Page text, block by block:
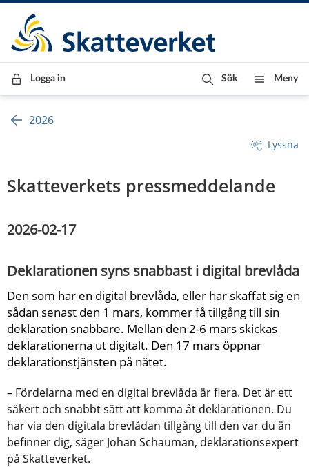
Till innehåll
Till navigationen
Till chattrobot
Logga in Sök Meny
2026
Lyssna
Skatteverkets pressmeddelande
2026-02-17
Deklarationen syns snabbast i digital brevlåda
Den som har en digital brevlåda, eller har skaffat sig en
sådan senast den 1 mars, kommer få tillgång till sin
deklaration snabbare. Mellan den 2-6 mars skickas
deklarationerna ut digitalt. Den 17 mars öppnar
deklarationstjänsten på nätet.
– Fördelarna med en digital brevlåda är flera. Det är ett
säkert och snabbt sätt att komma åt deklarationen. Du
har via den digitala brevlådan tillgång till den var du än
befinner dig, säger Johan Schauman, deklarationsexpert
på Skatteverket.